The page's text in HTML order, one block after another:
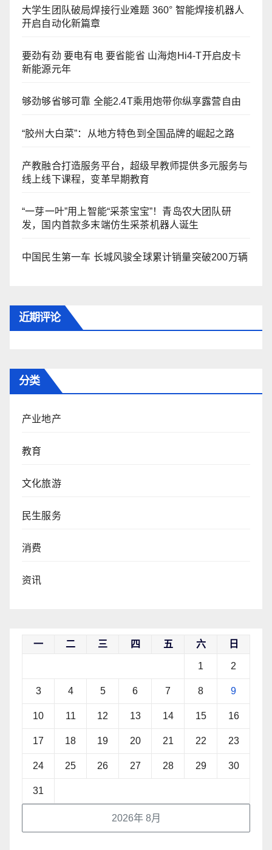
大学生团队破局焊接行业难题 360° 智能焊接机器人
开启自动化新篇章
要劲有劲 要电有电 要省能省 山海炮Hi4-T开启皮卡
新能源元年
够劲够省够可靠 全能2.4T乘用炮带你纵享露营自由
“胶州大白菜”：从地方特色到全国品牌的崛起之路
产教融合打造服务平台，超级早教师提供多元服务与
线上线下课程，变革早期教育
“一芽一叶”用上智能“采茶宝宝”！青岛农大团队研
发，国内首款多末端仿生采茶机器人诞生
中国民生第一车 长城风骏全球累计销量突破200万辆
近期评论
分类
产业地产
教育
文化旅游
民生服务
消费
资讯
2026年 8月
一 二 三 四 五 六 日
1 2
3 4 5 6 7 8 9
10 11 12 13 14 15 16
17 18 19 20 21 22 23
24 25 26 27 28 29 30
31